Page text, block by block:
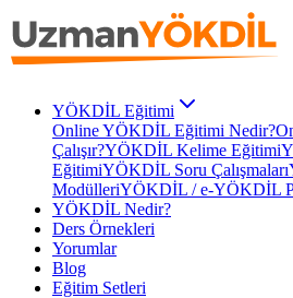
YÖKDİL Eğitimi
Online YÖKDİL Eğitimi Nedir?
Çalışır?YÖKDİL Kelime Eğitimi
EğitimiYÖKDİL Soru Çalışmaları
ModülleriYÖKDİL / e-YÖKDİL
YÖKDİL Nedir?
Ders Örnekleri
Yorumlar
Blog
Eğitim Setleri